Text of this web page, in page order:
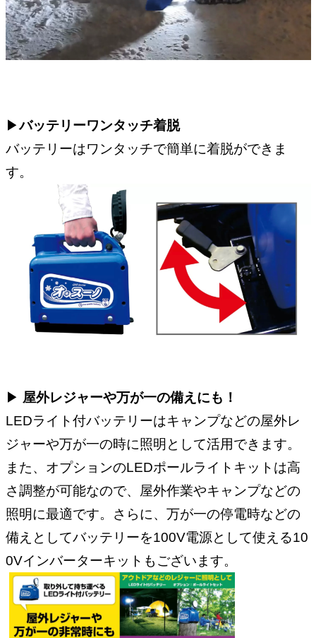
▶︎バッテリーワンタッチ着脱
バッテリーはワンタッチで簡単に着脱ができま
す。
▶︎ 屋外レジャーや万が一の備えにも！
LEDライト付バッテリーはキャンプなどの屋外レ
ジャーや万が一の時に照明として活用できます。
また、オプションのLEDポールライトキットは高
さ調整が可能なので、屋外作業やキャンプなどの
照明に最適です。さらに、万が一の停電時などの
備えとしてバッテリーを100V電源として使える10
0Vインバーターキットもございます。